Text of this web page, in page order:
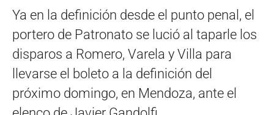
Ya en la definición desde el punto penal, el
portero de Patronato se lució al taparle los
disparos a Romero, Varela y Villa para
llevarse el boleto a la definición del
próximo domingo, en Mendoza, ante el